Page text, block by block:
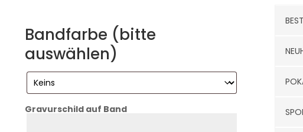
Bandfarbe (bitte
auswählen)
Gravurschild auf Band